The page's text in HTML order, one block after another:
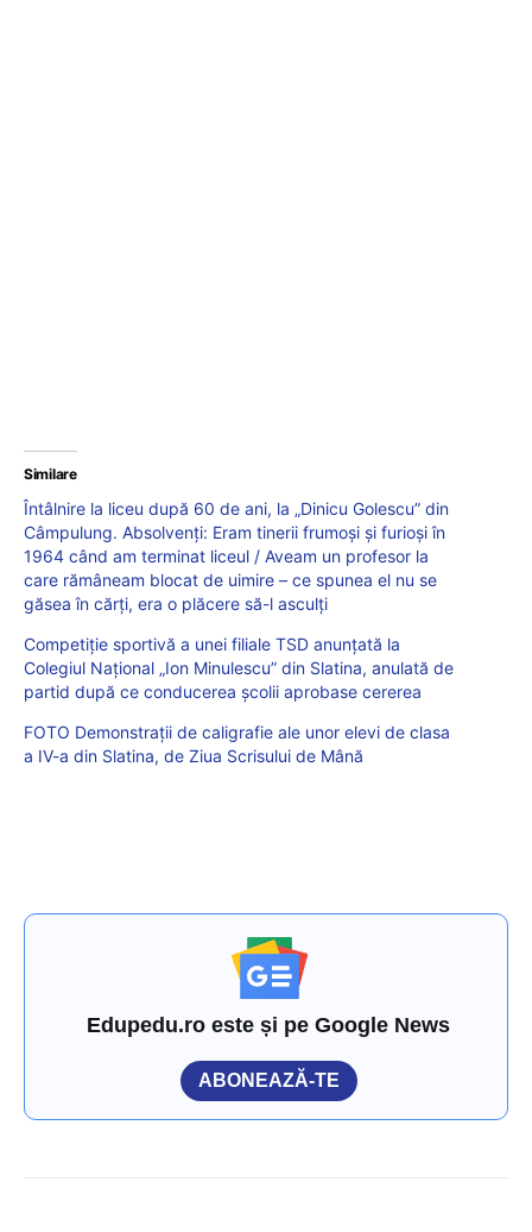
Similare
Întâlnire la liceu după 60 de ani, la „Dinicu Golescu” din
Câmpulung. Absolvenți: Eram tinerii frumoși și furioși în
1964 când am terminat liceul / Aveam un profesor la
care rămâneam blocat de uimire – ce spunea el nu se
găsea în cărți, era o plăcere să-l asculți
Competiție sportivă a unei filiale TSD anunțată la
Colegiul Național „Ion Minulescu” din Slatina, anulată de
partid după ce conducerea școlii aprobase cererea
FOTO Demonstrații de caligrafie ale unor elevi de clasa
a IV-a din Slatina, de Ziua Scrisului de Mână
Edupedu.ro este și pe Google News
ABONEAZĂ-TE